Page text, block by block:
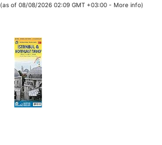
(as of 08/08/2026 02:09 GMT +03:00 - More info)